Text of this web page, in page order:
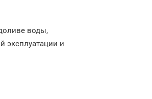
воды,
эксплуатации и